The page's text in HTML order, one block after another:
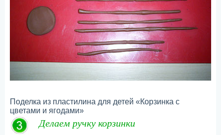
Поделка из пластилина для детей «Корзинка с
цветами и ягодами»
Делаем ручку корзинки